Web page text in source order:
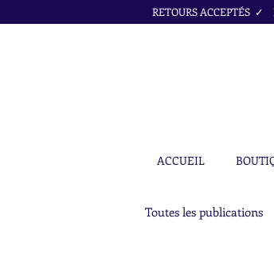
RETOURS ACCEPTÉS
ACCUEIL
Toutes les publications